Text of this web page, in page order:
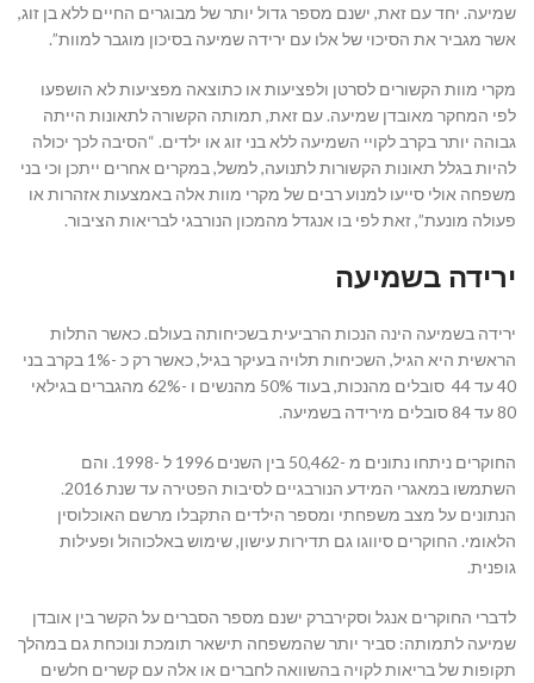
שמיעה. יחד עם זאת, ישנם מספר גדול יותר של מבוגרים החיים ללא בן זוג,
אשר מגביר את הסיכוי של אלו עם ירידה שמיעה בסיכון מוגבר למוות”.
מקרי מוות הקשורים לסרטן ולפציעות או כתוצאה מפציעות לא הושפעו
לפי המחקר מאובדן שמיעה. עם זאת, תמותה הקשורה לתאונות הייתה
גבוהה יותר בקרב לקויי השמיעה ללא בני זוג או ילדים. “הסיבה לכך יכולה
להיות בגלל תאונות הקשורות לתנועה, למשל, במקרים אחרים ייתכן וכי בני
משפחה אולי סייעו למנוע רבים של מקרי מוות אלה באמצעות אזהרות או
פעולה מונעת”, זאת לפי בו אנגדל מהמכון הנורבגי לבריאות הציבור.
ירידה בשמיעה
ירידה בשמיעה הינה הנכות הרביעית בשכיחותה בעולם. כאשר התלות
הראשית היא הגיל, השכיחות תלויה בעיקר בגיל, כאשר רק כ -1% בקרב בני
40 עד 44 סובלים מהנכות, בעוד 50% מהנשים ו -62% מהגברים בגילאי
80 עד 84 סובלים מירידה בשמיעה.
החוקרים ניתחו נתונים מ -50,462 בין השנים 1996 ל -1998. והם
השתמשו במאגרי המידע הנורבגיים לסיבות הפטירה עד שנת 2016.
הנתונים על מצב משפחתי ומספר הילדים התקבלו מרשם האוכלוסין
הלאומי. החוקרים סיווגו גם תדירות עישון, שימוש באלכוהול ופעילות
גופנית.
לדברי החוקרים אנגל וסקירברק ישנם מספר הסברים על הקשר בין אובדן
שמיעה לתמותה: סביר יותר שהמשפחה תישאר תומכת ונוכחת גם במהלך
תקופות של בריאות לקויה בהשוואה לחברים או אלה עם קשרים חלשים